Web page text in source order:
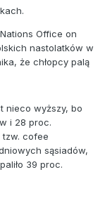
Office on
nastolatków w
że chłopcy palą
nieco wyższy, bo
i 28 proc.
cofee
sąsiadów,
39 proc.